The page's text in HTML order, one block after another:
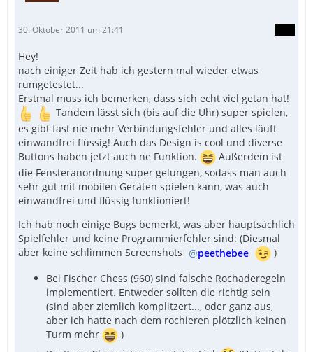
30. Oktober 2011 um 21:41
Hey!
nach einiger Zeit hab ich gestern mal wieder etwas
rumgetestet...
Erstmal muss ich bemerken, dass sich echt viel getan hat!
Tandem lässt sich (bis auf die Uhr) super spielen,
es gibt fast nie mehr Verbindungsfehler und alles läuft
einwandfrei flüssig! Auch das Design is cool und diverse
Buttons haben jetzt auch ne Funktion.
Außerdem ist
die Fensteranordnung super gelungen, sodass man auch
sehr gut mit mobilen Geräten spielen kann, was auch
einwandfrei und flüssig funktioniert!
Ich hab noch einige Bugs bemerkt, was aber hauptsächlich
Spielfehler und keine Programmierfehler sind: (Diesmal
aber keine schlimmen Screenshots
peethebee
)
Bei Fischer Chess (960) sind falsche Rochaderegeln
implementiert. Entweder sollten die richtig sein
(sind aber ziemlich komplitzert..., oder ganz aus,
aber ich hatte nach dem rochieren plötzlich keinen
Turm mehr
)